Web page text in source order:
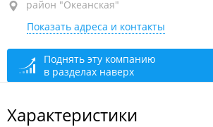
район "Океанская", ул. Успенского, 106А
1-й этаж
открыто: 09:00–22:00
район "Океанская"
Показать адреса и контакты
Поднять эту компанию
в разделах наверх
Характеристики